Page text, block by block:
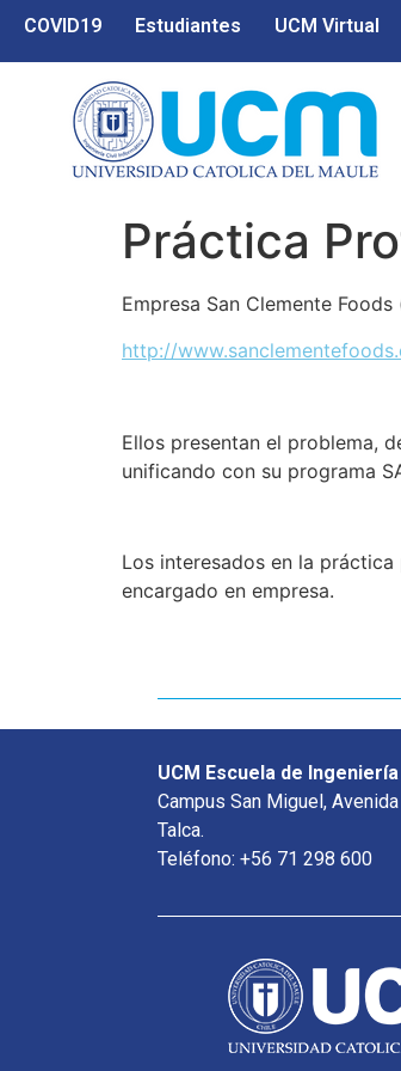
COVID19 Estudiantes UCM Virtual
Práctica
Empresa San Clemente
http://
Ellos presentan el problema,
unificando con su programa
Los interesados en la
encargado en empresa.
UCM Escuela de
Campus San Miguel,
Talca.
Teléfono: +56 71 298 600